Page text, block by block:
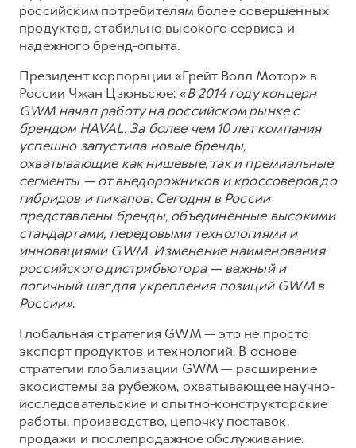
российским потребителям более совершенных
продуктов, стабильно высокого сервиса и
надежного бренд-опыта.
Президент корпорации «Грейт Волл Мотор» в
России Чжан Цзюньсюе: «В 2014 году концерн
GWM начал работу на российском рынке с
брендом HAVAL. За более чем 10 лет компания
успешно запустила новые бренды,
охватывающие как нишевые, так и премиальные
сегменты — от внедорожников и кроссоверов до
гибридов и пикапов. Сегодня в России
представлены бренды, объединённые высокими
стандартами, передовыми технологиями и
инновациями GWM. Изменение наименования
российского дистрибьютора — важный и
логичный шаг для укрепления позиций GWM в
России».
Глобальная стратегия GWM — это не просто
экспорт продуктов и технологий. В основе
стратегии глобализации GWM — расширение
экосистемы за рубежом, охватывающее научно-
исследовательские и опытно-конструкторские
работы, производство, цепочку поставок,
продажи и послепродажное обслуживание.